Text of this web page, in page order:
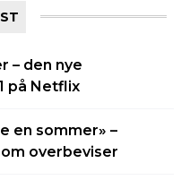
– den nye
på Netflix
en sommer» –
overbeviser